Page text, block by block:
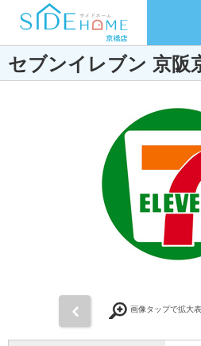
セブンイレブン 京阪
画像タップで拡大